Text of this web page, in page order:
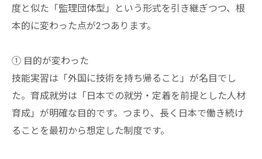
度と似た「監理団体型」という形式を引き継ぎつつ、根
本的に変わった点が2つあります。
① 目的が変わった
技能実習は「外国に技術を持ち帰ること」が名目でし
た。育成就労は「日本での就労・定着を前提とした人材
育成」が明確な目的です。つまり、長く日本で働き続け
ることを最初から想定した制度です。